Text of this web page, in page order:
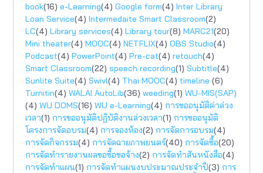
book(16) e-Learning(4) Google form(4) Inter Library
Loan Service(4) Intermedaite Smart Classroom(2)
LC(4) Library services(4) Library tour(8) MARC21(20)
Mini theater(4) MOOC(4) NETFLIX(4) OBS Studio(4)
Podcast(4) PowerPoint(4) Pre-cat(4) retouch(4)
Smart Classroom(22) speech recording(1) Subtitle(4)
Sunlite Suite(4) Swivl(4) Thai MOOC(4) timeline (6)
Turnitin(4) WALAI AutoLib(36) weeding(1) WU-MIS(SAP)
(4) WU DOMS(16) WU e-Learning(4) การขออนุมัติค่าล่วง
เวลา(1) การขออนุมัติปฏิบัติงานล่วงเวลา(1) การขออนุมัติ
โครงการจัดอบรม(4) การจองห้อง(2) การจัดการอบรม(4)
การจัดกิจกรรม(4) การจัดฉายภาพยนตร์(40) การจัดซื้อ(20)
การจัดทำรายงานผลขอซื้อขอจ้าง(2) การจัดทำสันหนังสือ(4)
การจัดทำแผน(1) การจัดทำแผนงบประมาณประจำปี(3) การ